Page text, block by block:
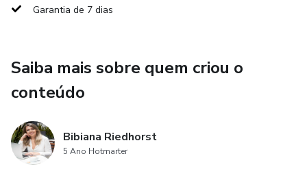
Garantia de 7 dias
Saiba mais sobre quem criou o
conteúdo
Bibiana Riedhorst
5 Ano Hotmarter